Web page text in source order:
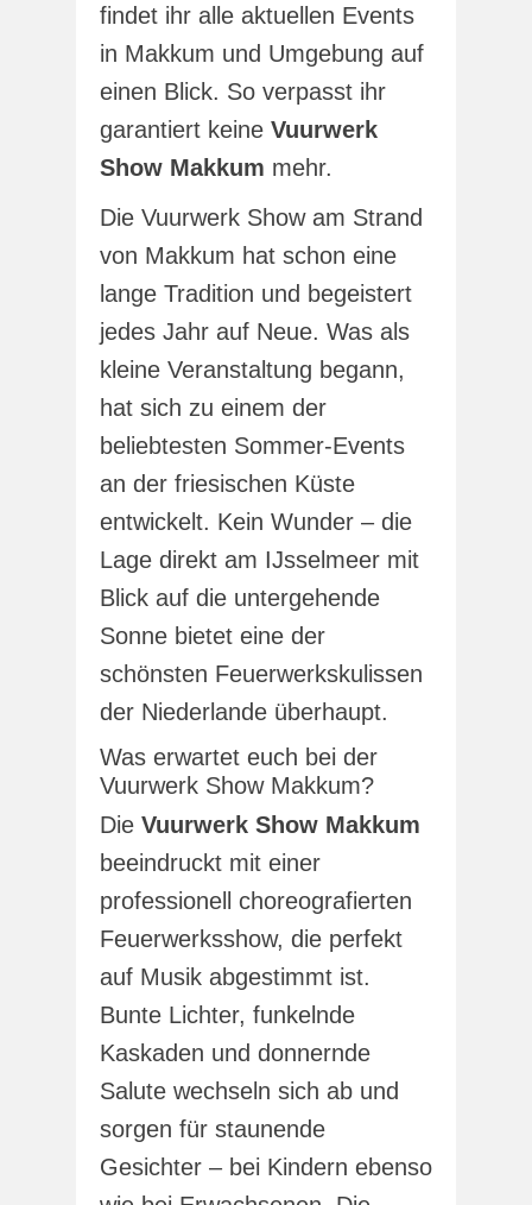
findet ihr alle aktuellen Events
in Makkum und Umgebung auf
einen Blick. So verpasst ihr
garantiert keine Vuurwerk
Show Makkum mehr.
Die Vuurwerk Show am Strand
von Makkum hat schon eine
lange Tradition und begeistert
jedes Jahr auf Neue. Was als
kleine Veranstaltung begann,
hat sich zu einem der
beliebtesten Sommer-Events
an der friesischen Küste
entwickelt. Kein Wunder – die
Lage direkt am IJsselmeer mit
Blick auf die untergehende
Sonne bietet eine der
schönsten Feuerwerkskulissen
der Niederlande überhaupt.
Was erwartet euch bei der
Vuurwerk Show Makkum?
Die Vuurwerk Show Makkum
beeindruckt mit einer
professionell choreografierten
Feuerwerksshow, die perfekt
auf Musik abgestimmt ist.
Bunte Lichter, funkelnde
Kaskaden und donnernde
Salute wechseln sich ab und
sorgen für staunende
Gesichter – bei Kindern ebenso